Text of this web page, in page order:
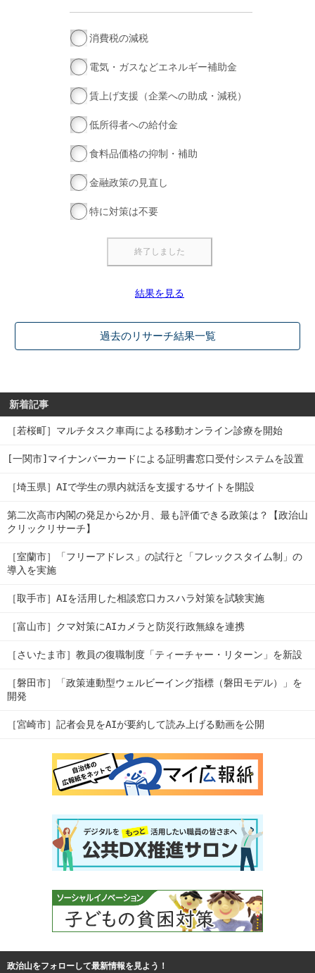
消費税の減税
電気・ガスなどエネルギー補助金
賃上げ支援（企業への助成・減税）
低所得者への給付金
食料品価格の抑制・補助
金融政策の見直し
特に対策は不要
結果を見る
過去のリサーチ結果一覧
新着記事
［若桜町］マルチタスク車両による移動オンライン診療を開始
[一関市]マイナンバーカードによる証明書窓口受付システムを設置
［埼玉県］AIで学生の県内就活を支援するサイトを開設
第二次高市内閣の発足から2か月、最も評価できる政策は？【政治山
クリックリサーチ】
［室蘭市］「フリーアドレス」の試行と「フレックスタイム制」の
導入を実施
［取手市］AIを活用した相談窓口カスハラ対策を試験実施
［富山市］クマ対策にAIカメラと防災行政無線を連携
［さいたま市］教員の復職制度「ティーチャー・リターン」を新設
［磐田市］「政策連動型ウェルビーイング指標（磐田モデル）」を
開発
［宮崎市］記者会見をAIが要約して読み上げる動画を公開
政治山をフォローして最新情報を見よう！